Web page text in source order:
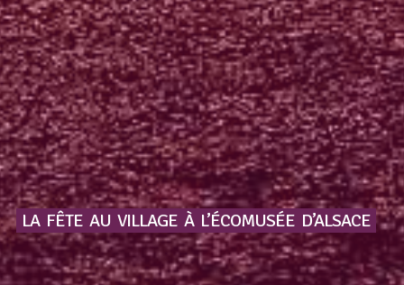
LA FÊTE AU VILLAGE À L’ÉCOMUSÉE D’ALSACE